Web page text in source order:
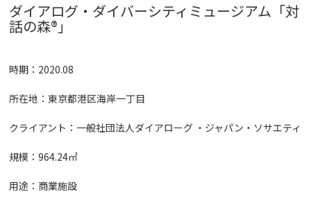
ダイアログ・ダイバーシティミュージアム「対
話の森®️」
時期：2020.08
所在地：東京都港区海岸一丁目
クライアント：一般社団法人ダイアローグ ・ジャパン・ソサエティ
規模：964.24㎡
用途：商業施設